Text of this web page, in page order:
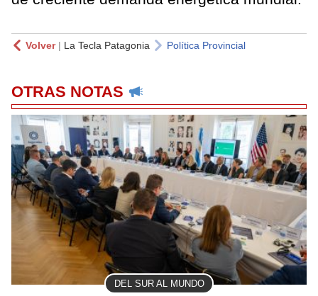
Volver| La Tecla Patagonia Política Provincial
OTRAS NOTAS
DEL SUR AL MUNDO